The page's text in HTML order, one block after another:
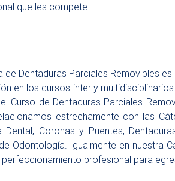
que les compete.
de Dentaduras Parciales Removibles
en los cursos inter y
Curso de Dentaduras Parciales
estrechamente con las
Dental, Coronas y Puentes,
Odontología. Igualmente en nuestra
perfeccionamiento profesional para